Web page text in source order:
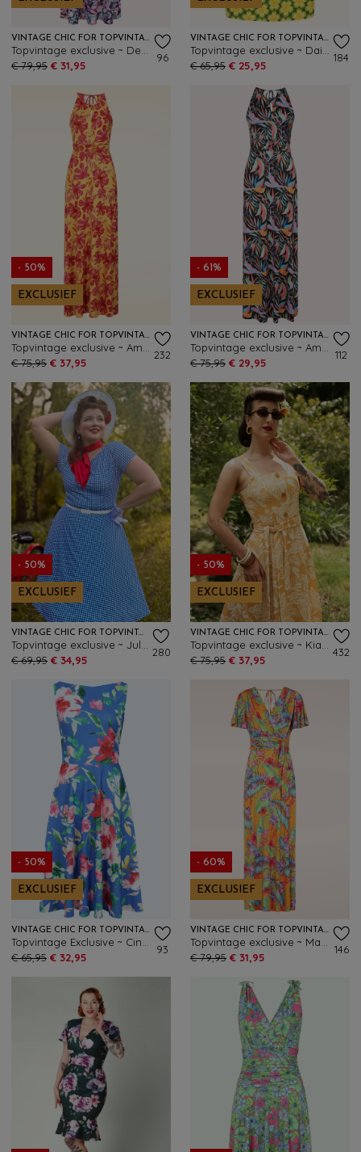
VINTAGE CHIC FOR TOPVINTAGE
€ 79,95 € 31,95
96
VINTAGE CHIC FOR TOPVINTAGE
€ 65,95 € 25,95
184
- 50%
EXCLUSIEF
VINTAGE CHIC FOR TOPVINTAGE
€ 75,95 € 37,95
232
- 61%
EXCLUSIEF
VINTAGE CHIC FOR TOPVINTAGE
€ 75,95 € 29,95
112
- 50%
EXCLUSIEF
VINTAGE CHIC FOR TOPVINTAGE
€ 69,95 € 34,95
280
- 50%
EXCLUSIEF
VINTAGE CHIC FOR TOPVINTAGE
€ 75,95 € 37,95
432
- 50%
EXCLUSIEF
VINTAGE CHIC FOR TOPVINTAGE
€ 65,95 € 32,95
93
- 60%
EXCLUSIEF
VINTAGE CHIC FOR TOPVINTAGE
€ 79,95 € 31,95
146